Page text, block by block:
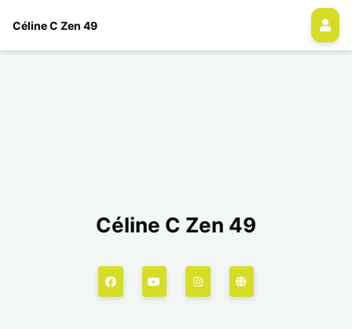
Céline C Zen 49
Céline C Zen 49